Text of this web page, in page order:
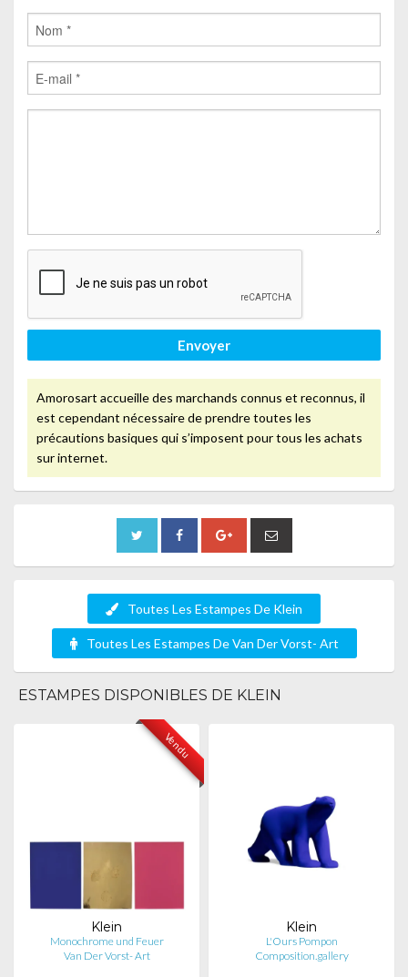
Envoyer
Amorosart accueille des marchands connus et reconnus, il
est cependant nécessaire de prendre toutes les
précautions basiques qui s’imposent pour tous les achats
sur internet.
Toutes Les Estampes De Klein
Toutes Les Estampes De Van Der Vorst- Art
ESTAMPES DISPONIBLES DE KLEIN
Vendu
Klein
Monochrome und Feuer
Van Der Vorst- Art
Klein
L'Ours Pompon
Composition.gallery